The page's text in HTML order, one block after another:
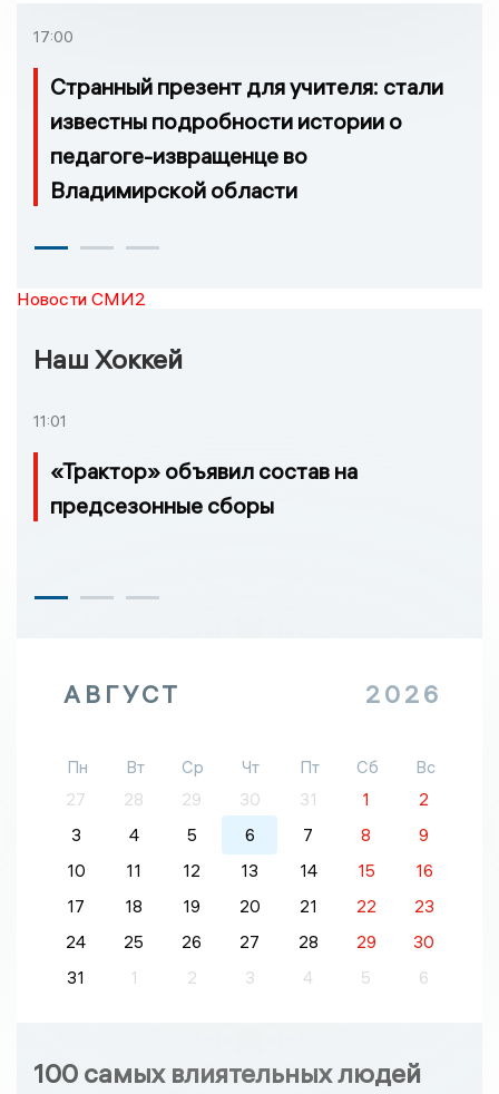
17:00
Странный презент для учителя: стали
известны подробности истории о
педагоге-извращенце во
Владимирской области
Новости СМИ2
Наш Хоккей
11:01
«Трактор» объявил состав на
предсезонные сборы
АВГУСТ 2026
Пн Вт Ср Чт Пт Сб
Вс
27
28 29 30 31 1
2
3
4 5 6 7 8
9
10
11 12 13 14 15
16
17
18 19 20 21 22
23
24
25 26 27 28 29
30
31
1 2 3 4 5 6
100 самых влиятельных людей